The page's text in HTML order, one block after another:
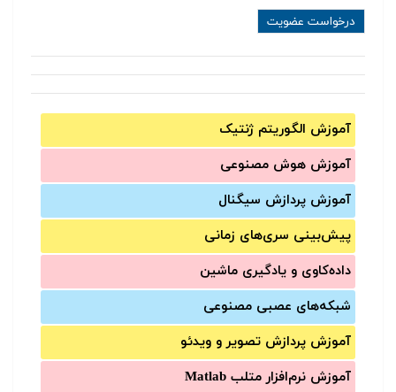
آموزش الگوریتم ژنتیک
آموزش‌ هوش مصنوعی
آموزش‌ پردازش سیگنال
پیش‌‌بینی سری‌‌های زمانی
داده‌کاوی و یادگیری ماشین
شبکه‌های عصبی مصنوعی
آموزش‌ پردازش تصویر و ویدئو
آموزش‌ نرم‌افزار متلب Matlab